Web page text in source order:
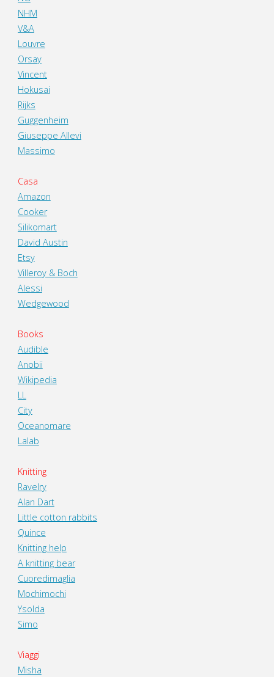
NHM
V&A
Louvre
Orsay
Vincent
Hokusai
Rijks
Guggenheim
Giuseppe Allevi
Massimo
Casa
Amazon
Cooker
Silikomart
David Austin
Etsy
Villeroy & Boch
Alessi
Wedgewood
Books
Audible
Anobii
Wikipedia
LL
City
Oceanomare
Lalab
Knitting
Ravelry
Alan Dart
Little cotton rabbits
Quince
Knitting help
A knitting bear
Cuoredimaglia
Mochimochi
Ysolda
Simo
Viaggi
Misha